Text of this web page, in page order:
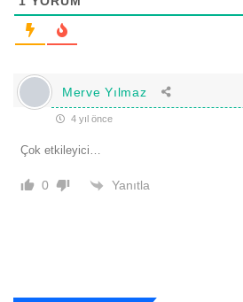
Merve Yılmaz
4 yıl önce
Çok etkileyici…
0 Yanıtla